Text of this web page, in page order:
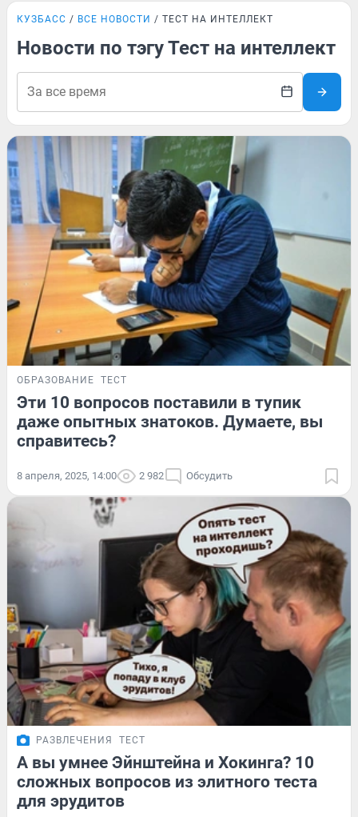
КУЗБАСС ВСЕ НОВОСТИ ТЕСТ НА ИНТЕЛЛЕКТ
Новости по тэгу Тест на интеллект
ОБРАЗОВАНИЕ ТЕСТ
Эти 10 вопросов поставили в тупик
даже опытных знатоков. Думаете, вы
справитесь?
8 апреля, 2025, 14:00 2 982 Обсудить
РАЗВЛЕЧЕНИЯ ТЕСТ
А вы умнее Эйнштейна и Хокинга? 10
сложных вопросов из элитного теста
для эрудитов